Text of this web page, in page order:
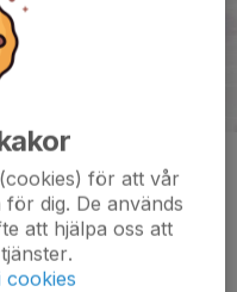
för att vår
dig. De används
att hjälpa oss att
cookies